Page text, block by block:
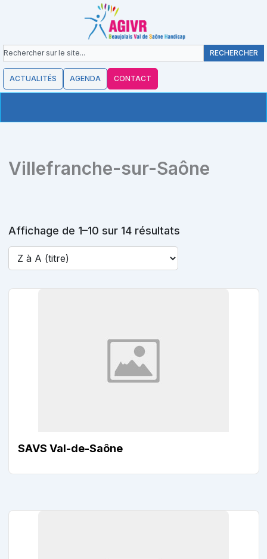
contenu
Rechercher RECHERCHER
ACTUALITÉS AGENDA CONTACT
Villefranche-sur-Saône
Affichage de 1–10 sur 14 résultats
SAVS Val-de-Saône